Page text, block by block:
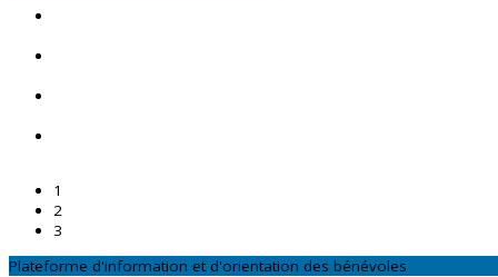
1
2
3
Plateforme d'information et d'orientation des bénévoles